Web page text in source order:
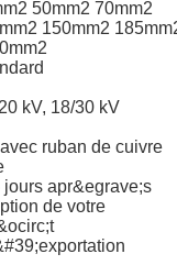
50mm2 70mm2
150mm2
kV, 18/30 kV
ruban de cuivre
jours apr&egrave;s
de votre